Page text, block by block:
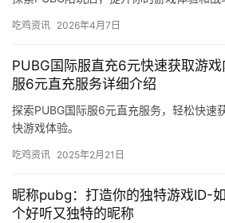
吃鸡资讯 2026年4月7日
PUBG国际服直充6元快速获取游
服6元直充服务详细介绍
探索PUBG国际服6元直充服务，轻松快速
快游戏体验。
吃鸡资讯 2025年2月21日
昵称pubg：打造你的独特游戏ID-
个好听又独特的昵称